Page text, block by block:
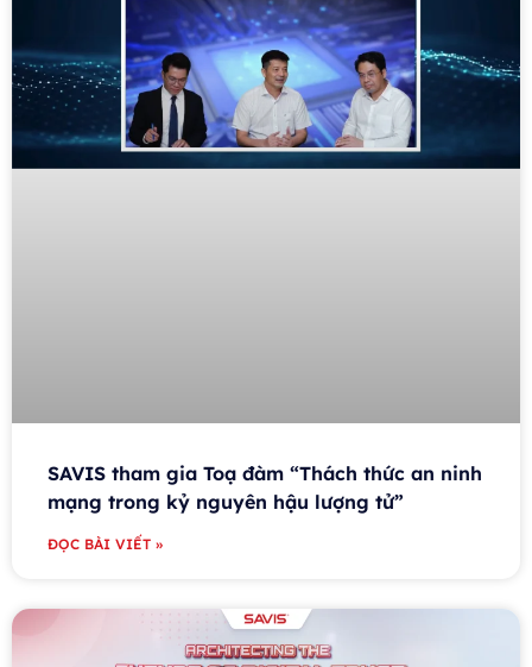
SAVIS tham gia Toạ đàm “Thách thức an ninh
mạng trong kỷ nguyên hậu lượng tử”
ĐỌC BÀI VIẾT »